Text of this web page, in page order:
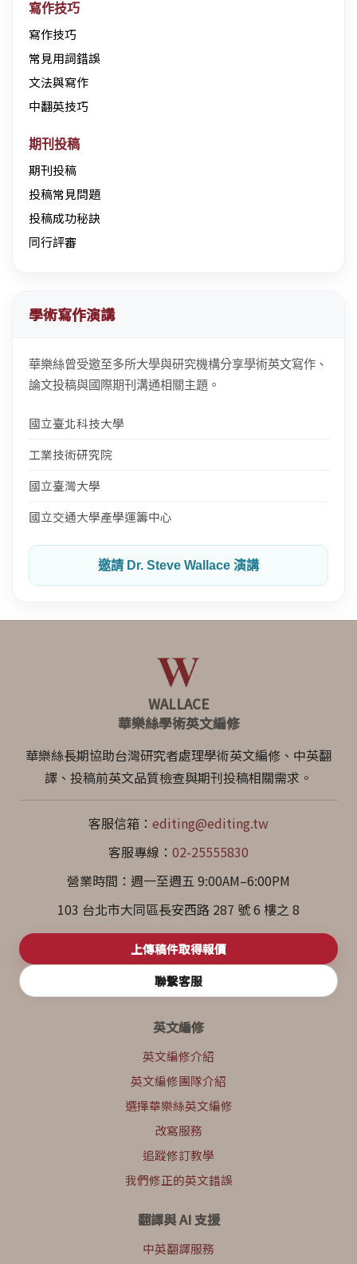
寫作技巧
寫作技巧
常見用詞錯誤
文法與寫作
中翻英技巧
期刊投稿
期刊投稿
投稿常見問題
投稿成功秘訣
同行評審
學術寫作演講
華樂絲曾受邀至多所大學與研究機構分享學術英文寫作、
論文投稿與國際期刊溝通相關主題。
國立臺北科技大學
工業技術研究院
國立臺灣大學
國立交通大學產學運籌中心
邀請 Dr. Steve Wallace 演講
WALLACE
華樂絲學術英文編修
華樂絲長期協助台灣研究者處理學術英文編修、中英翻
譯、投稿前英文品質檢查與期刊投稿相關需求。
客服信箱： editing@editing.tw
客服專線： 02-25555830
營業時間：週一至週五 9:00AM–6:00PM
103 台北市大同區長安西路 287 號 6 樓之 8
上傳稿件取得報價
聯繫客服
英文編修
英文編修介紹
英文編修團隊介紹
選擇華樂絲英文編修
改寫服務
追蹤修訂教學
我們修正的英文錯誤
翻譯與 AI 支援
中英翻譯服務